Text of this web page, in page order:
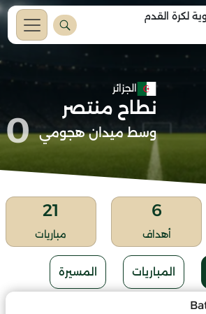
لكرة القدم
الجزائر
نطاح منتصر
وسط ميدان هجومي 0
6
أهداف
21
مباريات
المباريات المسيرة